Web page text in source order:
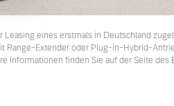
eines erstmals in Deutschland
Extender oder Plug-in-Hybrid-
Informationen finden Sie auf der Seite des